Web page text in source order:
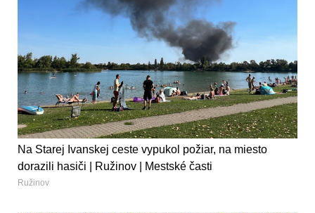
Na Starej Ivanskej ceste vypukol požiar, na miesto
dorazili hasiči | Ružinov | Mestské časti
Ružinov